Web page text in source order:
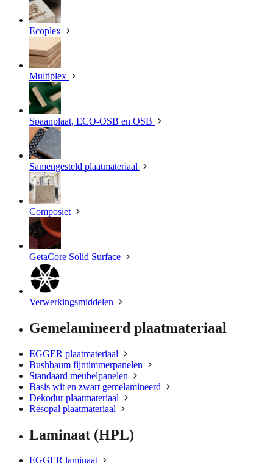
Ecoplex
Multiplex
Spaanplaat, ECO-OSB en OSB
Samengesteld plaatmateriaal
Composiet
GetaCore Solid Surface
Verwerkingsmiddelen
Gemelamineerd plaatmateriaal
EGGER plaatmateriaal
Bushbaum fijntimmerpanelen
Standaard meubelpanelen
Basis wit en zwart gemelamineerd
Dekodur plaatmateriaal
Resopal plaatmateriaal
Laminaat (HPL)
EGGER laminaat